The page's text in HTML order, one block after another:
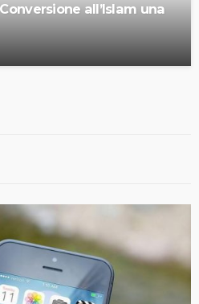
all’Islam una